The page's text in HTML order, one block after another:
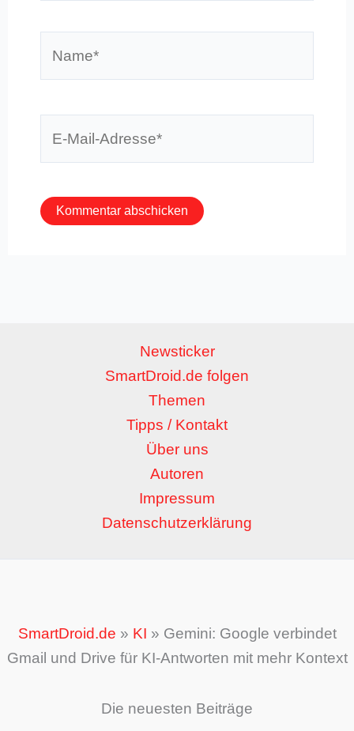
Newsticker
SmartDroid.de folgen
Themen
Tipps / Kontakt
Über uns
Autoren
Impressum
Datenschutzerklärung
SmartDroid.de » KI » Gemini: Google verbindet
Gmail und Drive für KI-Antworten mit mehr Kontext
Die neuesten Beiträge